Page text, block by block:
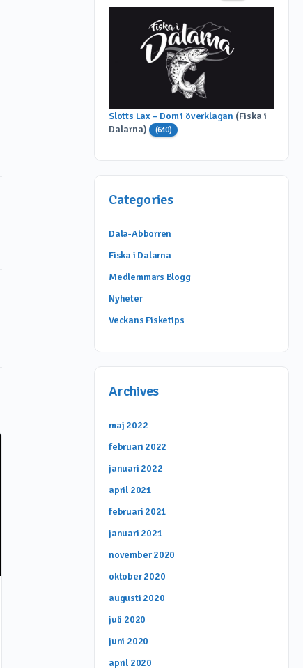
Slotts Lax får fortsatt ha fiskodling i
Björka i Siljan! Eller?
Slotts Lax – Dom i överklagan (Fiska i
Dalarna)
(610)
Categories
Dala-Abborren
Fiska i Dalarna
Medlemmars Blogg
Nyheter
Veckans Fisketips
Archives
maj 2022
februari 2022
januari 2022
april 2021
februari 2021
januari 2021
november 2020
oktober 2020
augusti 2020
juli 2020
juni 2020
april 2020